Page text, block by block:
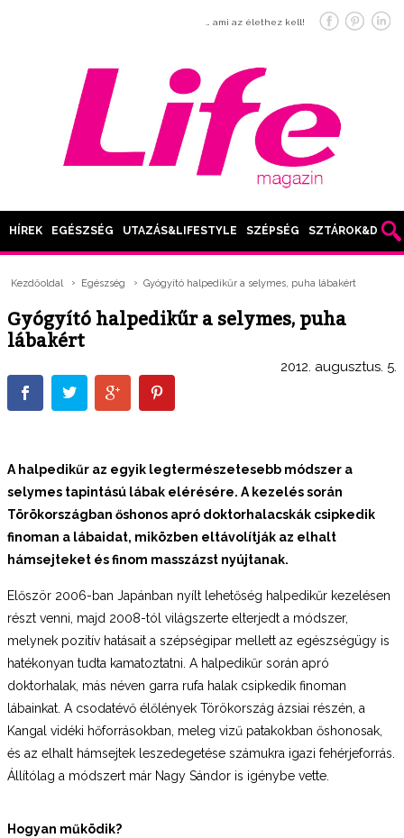
… ami az élethez kell!
HÍREK EGÉSZSÉG UTAZÁS&LIFESTYLE SZÉPSÉG SZTÁROK&DIVAT
Kezdőoldal Egészség Gyógyító halpedikűr a selymes, puha lábakért
Gyógyító halpedikűr a selymes, puha
lábakért
2012. augusztus. 5.
A halpedikűr az egyik legtermészetesebb módszer a
selymes tapintású lábak elérésére. A kezelés során
Törökországban őshonos apró doktorhalacskák csipkedik
finoman a lábaidat, miközben eltávolítják az elhalt
hámsejteket és finom masszázst nyújtanak.
Először 2006-ban Japánban nyílt lehetőség halpedikűr kezelésen
részt venni, majd 2008-tól világszerte elterjedt a módszer,
melynek pozitív hatásait a szépségipar mellett az egészségügy is
hatékonyan tudta kamatoztatni. A halpedikűr során apró
doktorhalak, más néven garra rufa halak csipkedik finoman
lábainkat. A csodatévő élőlények Törökország ázsiai részén, a
Kangal vidéki hőforrásokban, meleg vizű patakokban őshonosak,
és az elhalt hámsejtek leszedegetése számukra igazi fehérjeforrás.
Állítólag a módszert már Nagy Sándor is igénybe vette.
Hogyan működik?